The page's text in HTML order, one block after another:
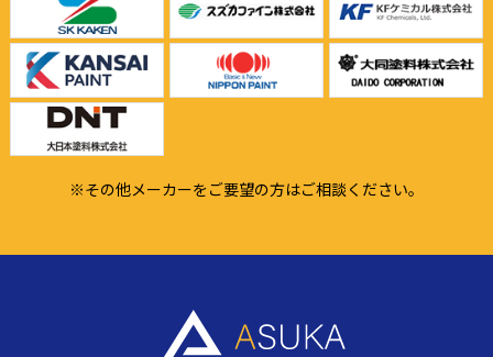
※その他メーカーをご要望の方はご相談ください。